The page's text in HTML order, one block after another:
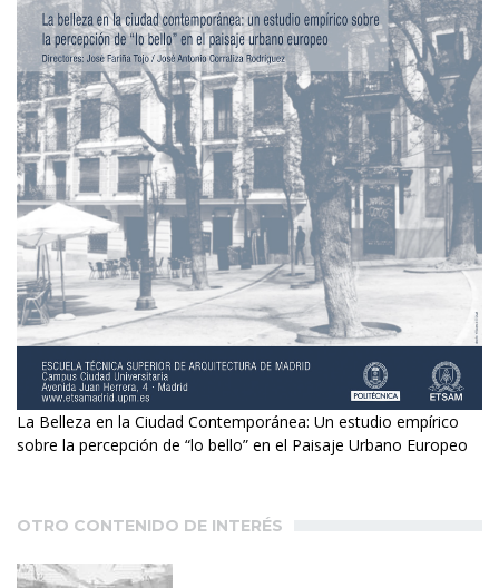
La Belleza en la Ciudad Contemporánea: Un estudio empírico
sobre la percepción de “lo bello” en el Paisaje Urbano Europeo
OTRO CONTENIDO DE INTERÉS